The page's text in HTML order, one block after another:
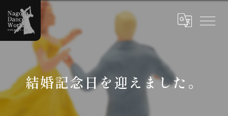
結婚記念日を迎えました。